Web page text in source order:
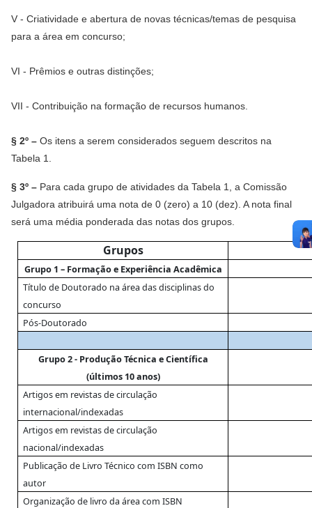
V - Criatividade e abertura de novas técnicas/temas de pesquisa
para a área em concurso;
VI - Prêmios e outras distinções;
VII - Contribuição na formação de recursos humanos.
§ 2º – Os itens a serem considerados seguem descritos na
Tabela 1.
§ 3º – Para cada grupo de atividades da Tabela 1, a Comissão
Julgadora atribuirá uma nota de 0 (zero) a 10 (dez). A nota final
será uma média ponderada das notas dos grupos.
Grupos
Grupo 1 – Formação e Experiência Acadêmica
Título de Doutorado na área das disciplinas do
concurso
Pós-Doutorado
Grupo 2 - Produção Técnica e Científica
(últimos 10 anos)
Artigos em revistas de circulação
internacional/indexadas
Artigos em revistas de circulação
nacional/indexadas
Publicação de Livro Técnico com ISBN como
autor
Organização de livro da área com ISBN